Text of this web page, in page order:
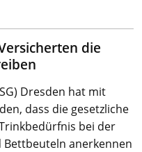
die
Dresden hat mit
dass die gesetzliche
bei der
anerkennen